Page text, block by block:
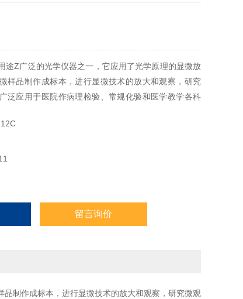
途Z广泛的光学仪器之一，它应用了光学原理的显微放
样品制作成标本，进行显微技术的放大和观察，研究
泛应用于医院作病理检验、常规化验和医学教学各科
留言询价
制作成标本，进行显微技术的放大和观察，研究微观